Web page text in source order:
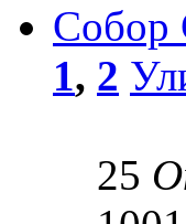
Собор
1, 2
25